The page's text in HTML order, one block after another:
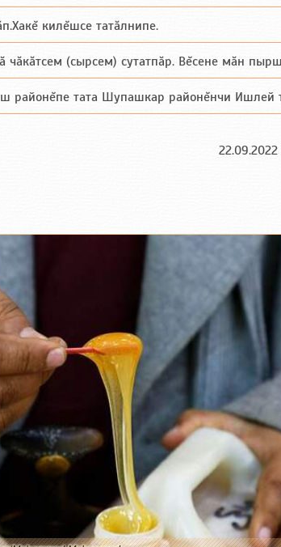
килĕшсе татăлнипе.
(сырсем) сутатпăр. Вĕсене мăн пыршă
районĕпе тата Шупашкар районĕнчи Ишлей
22.09.2022